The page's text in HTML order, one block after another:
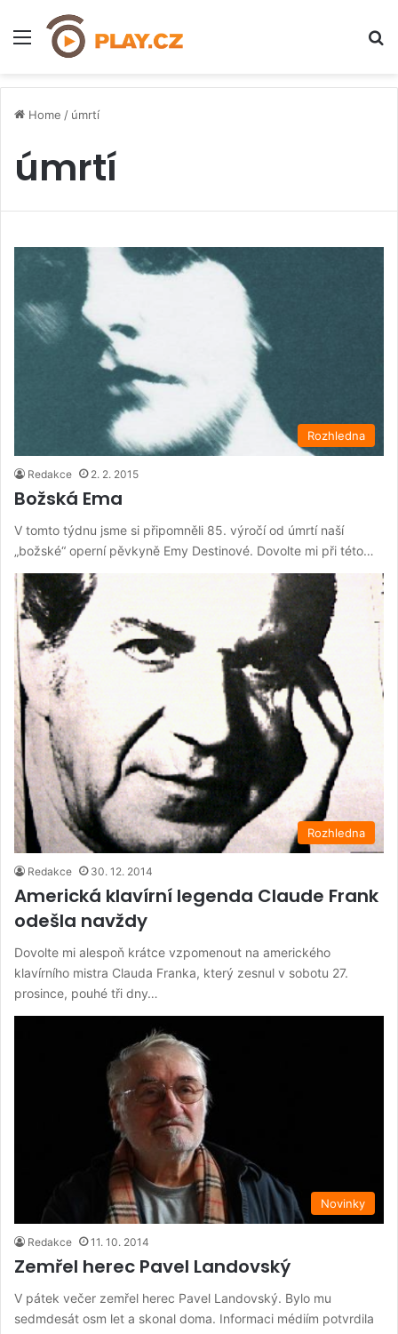
Menu
Home / úmrtí
úmrtí
Rozhledna
Redakce 2. 2. 2015
Božská Ema
V tomto týdnu jsme si připomněli 85. výročí od úmrtí naší
„božské“ operní pěvkyně Emy Destinové. Dovolte mi při této…
Rozhledna
Redakce 30. 12. 2014
Americká klavírní legenda Claude Frank
odešla navždy
Dovolte mi alespoň krátce vzpomenout na amerického
klavírního mistra Clauda Franka, který zesnul v sobotu 27.
prosince, pouhé tři dny…
Novinky
Redakce 11. 10. 2014
Zemřel herec Pavel Landovský
V pátek večer zemřel herec Pavel Landovský. Bylo mu
sedmdesát osm let a skonal doma. Informaci médiím potvrdila